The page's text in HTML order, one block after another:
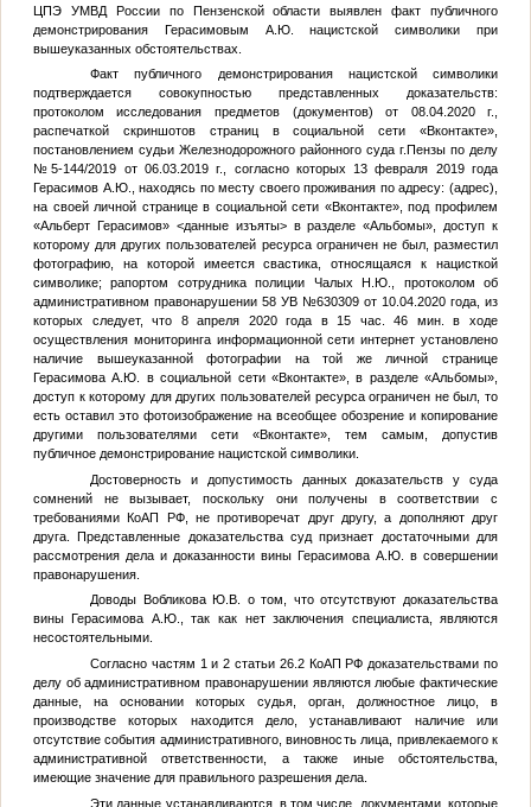
ЦПЭ УМВД России по Пензенской области выявлен факт публичного
демонстрирования Герасимовым А.Ю. нацистской символики при
вышеуказанных обстоятельствах.
Факт публичного демонстрирования нацистской символики
подтверждается совокупностью представленных доказательств:
протоколом исследования предметов (документов) от 08.04.2020 г.,
распечаткой скриншотов страниц в социальной сети «Вконтакте»,
постановлением судьи Железнодорожного районного суда г.Пензы по делу
№5-144/2019 от 06.03.2019 г., согласно которых 13 февраля 2019 года
Герасимов А.Ю., находясь по месту своего проживания по адресу:(адрес)
на своей личной странице в социальной сети «Вконтакте», под профилем
«Альберт Герасимов» <данные изъяты>в разделе «Альбомы», доступ к
которому для других пользователей ресурса ограничен не был, разместил
фотографию, на которой имеется свастика, относящаяся к нацисткой
символике; рапортом сотрудника полиции Чалых Н.Ю., протоколом об
административном правонарушении 58 УВ №630309 от 10.04.2020 года, из
которых следует, что 8 апреля 2020 года в 15 час. 46 мин. в ходе
осуществления мониторинга информационной сети интернет установлено
наличие вышеуказанной фотографии на той же личной странице
Герасимова А.Ю. в социальной сети «Вконтакте», в разделе «Альбомы»,
доступ к которому для других пользователей ресурса ограничен не был, то
есть оставил это фотоизображение на всеобщее обозрение и копирование
другими пользователями сети «Вконтакте», тем самым, допустив
публичное демонстрирование нацистской символики.
Достоверность и допустимость данных доказательств у суда
сомнений не вызывает, поскольку они получены в соответствии с
требованиями КоАП РФ, не противоречат друг другу, а дополняют друг
друга. Представленные доказательства суд признает достаточными для
рассмотрения дела и доказанности вины Герасимова А.Ю. в совершении
правонарушения.
Доводы Вобликова Ю.В. о том, что отсутствуют доказательства
вины Герасимова А.Ю., так как нет заключения специалиста, являются
несостоятельными.
Согласно частям 1 и 2 статьи 26.2 КоАП РФ доказательствами по
делу об административном правонарушении являются любые фактические
данные, на основании которых судья, орган, должностное лицо, в
производстве которых находится дело, устанавливают наличие или
отсутствие события административного, виновность лица, привлекаемого к
административной ответственности, а также иные обстоятельства,
имеющие значение для правильного разрешения дела.
Эти данные устанавливаются, в том числе, документами, которые